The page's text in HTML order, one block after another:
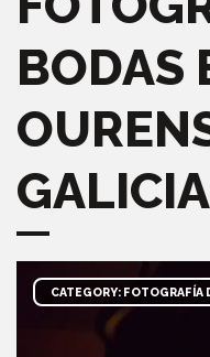
BODAS
GALICIA
CATEGORY: FOTOGRAFÍA